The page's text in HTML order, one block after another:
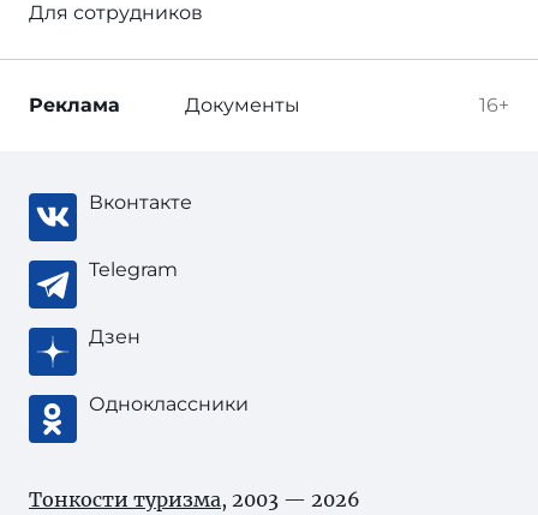
Для сотрудников
16+
Реклама Документы
Вконтакте
Telegram
Дзен
Одноклассники
Тонкости туризма, 2003 — 2026